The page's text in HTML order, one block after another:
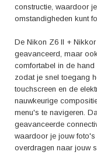
constructie, waardoor
omstandigheden kunt
De Nikon Z6 II +
geavanceerd, maar
comfortabel in de
zodat je snel toegang
touchscreen en de
nauwkeurige
menu's te navigeren.
geavanceerde
waardoor je jouw
overdragen naar jouw